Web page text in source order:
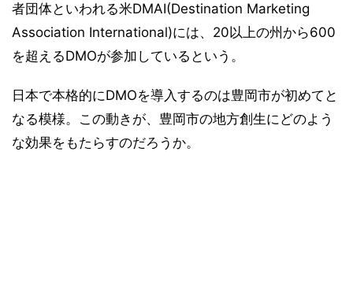
者団体といわれる米DMAI(Destination Marketing
Association International)には、20以上の州から600
を超えるDMOが参加しているという。
日本で本格的にDMOを導入するのは豊岡市が初めてと
なる模様。この動きが、豊岡市の地方創生にどのよう
な効果をもたらすのだろうか。